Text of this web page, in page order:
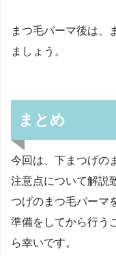
まつ毛パーマ後は、
ましょう。
まとめ
今回は、下まつげの
注意点について解説
つげのまつ毛パーマ
準備をしてから行う
ら幸いです。